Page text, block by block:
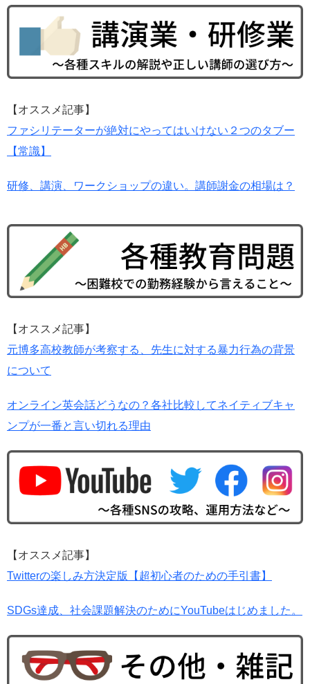
【オススメ記事】
ファシリテーターが絶対にやってはいけない２つのタブー
【常識】
研修、講演、ワークショップの違い。講師謝金の相場は？
【オススメ記事】
元博多高校教師が考察する、先生に対する暴力行為の背景
について
オンライン英会話どうなの？各社比較してネイティブキャ
ンプが一番と言い切れる理由
【オススメ記事】
Twitterの楽しみ方決定版【超初心者のための手引書】
SDGs達成、社会課題解決のためにYouTubeはじめました。